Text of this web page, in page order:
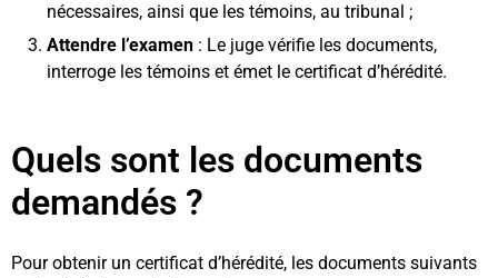
nécessaires, ainsi que les témoins, au tribunal ;
Attendre l’examen : Le juge vérifie les documents,
interroge les témoins et émet le certificat d’hérédité.
Quels sont les documents
demandés ?
Pour obtenir un certificat d’hérédité, les documents suivants